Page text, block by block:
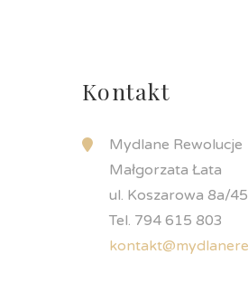
Kontakt
Mydlane Rewolucje
Małgorzata Łata
ul. Koszarowa 8a/
Tel. 794 615 803